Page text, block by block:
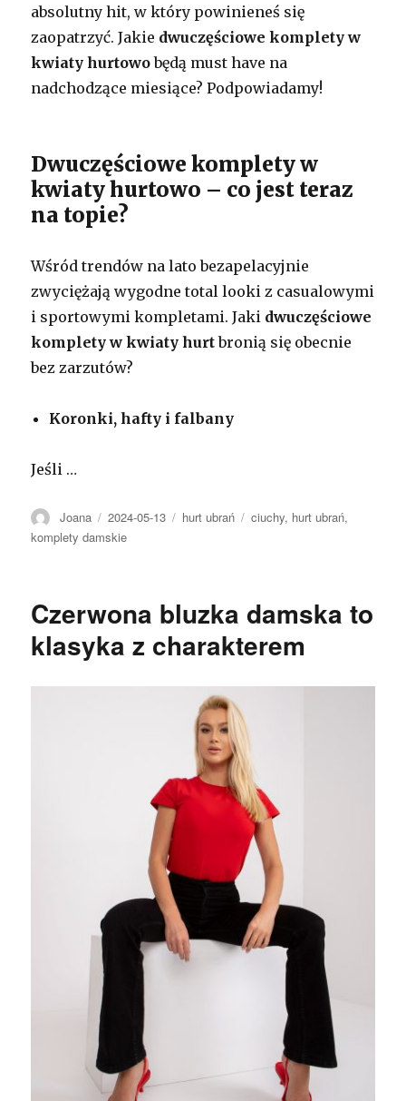
absolutny hit, w który powinieneś się
zaopatrzyć. Jakie dwuczęściowe komplety w
kwiaty hurtowobędą must have na
nadchodzące miesiące? Podpowiadamy!
Dwuczęściowe komplety w
kwiaty hurtowo – co jest teraz
na topie?
Wśród trendów na lato bezapelacyjnie
zwyciężają wygodne total looki z casualowymi
i sportowymi kompletami. Jaki dwuczęściowe
komplety w kwiaty hurtbronią się obecnie
bez zarzutów?
Koronki, hafty i falbany
Jeśli …
Autor
Joana Opublikowano
2024-05-13 Kategorie
hurt ubrań Tagi
ciuchy, hurt ubrań,
komplety damskie
Czerwona bluzka damska to
klasyka z charakterem